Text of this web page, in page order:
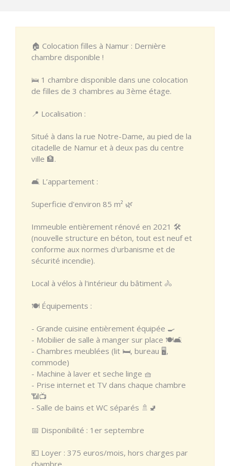
🏠 Colocation filles à Namur : Dernière
chambre disponible !
🛌 1 chambre disponible dans une colocation
de filles de 3 chambres au 3ème étage.
📍 Localisation :
Situé à dans la rue Notre-Dame, au pied de la
citadelle de Namur et à deux pas du centre
ville 🏦.
🛋️ L’appartement :
Superficie d'environ 85 m² 🌿
Immeuble entièrement rénové en 2021 🛠️
(nouvelle structure en béton, tout est neuf et
conforme aux normes d'urbanisme et de
sécurité incendie).
Local à vélos à l'intérieur du bâtiment 🚴
🍽️ Équipements :
- Grande cuisine entièrement équipée 🍳
- Mobilier de salle à manger sur place 🍽️🛋️
- Chambres meublées (lit 🛏️, bureau 🖥️,
commode)
- Machine à laver et seche linge 🧺
- Prise internet et TV dans chaque chambre
📶📺
- Salle de bains et WC séparés 🚿🚽
📅 Disponibilité : 1er septembre
💶 Loyer : 375 euros/mois, hors charges par
chambre.